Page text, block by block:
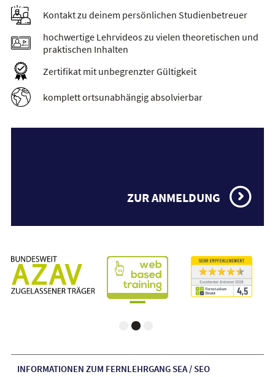
Kontakt zu deinem persönlichen Studienbetreuer
hochwertige Lehrvideos zu vielen theoretischen und
praktischen Inhalten
Zertifikat mit unbegrenzter Gültigkeit
komplett ortsunabhängig absolvierbar
ZUR ANMELDUNG
INFORMATIONEN ZUM FERNLEHRGANG SEA / SEO